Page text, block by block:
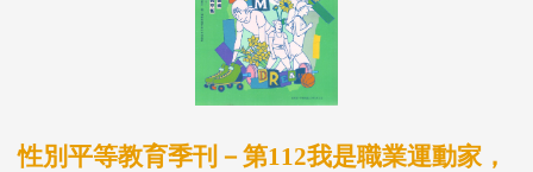
性別平等教育季刊－第112我是職業運動家，